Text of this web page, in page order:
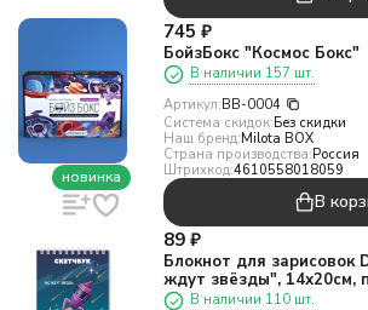
новинка
745 ₽
БойзБокс "Космос Бокс"
В наличии 157 шт.
Артикул:BB-0004
Система скидок:Без скидки
Наш бренд:Milota BOX
Страна производства:Россия
Штрихкод:4610558018059
В
89 ₽
Блокнот для зарисовок
ждут звёзды", 14х20см,
В наличии 110 шт.